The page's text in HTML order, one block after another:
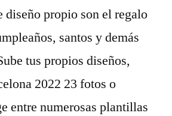
diseño propio son el regalo
santos y demás
tus propios diseños,
2022 23 fotos o
entre numerosas plantillas